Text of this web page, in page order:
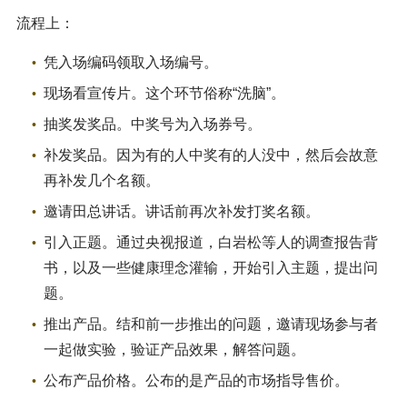
流程上：
凭入场编码领取入场编号。
现场看宣传片。这个环节俗称“洗脑”。
抽奖发奖品。中奖号为入场券号。
补发奖品。因为有的人中奖有的人没中，然后会故意
再补发几个名额。
邀请田总讲话。讲话前再次补发打奖名额。
引入正题。通过央视报道，白岩松等人的调查报告背
书，以及一些健康理念灌输，开始引入主题，提出问
题。
推出产品。结和前一步推出的问题，邀请现场参与者
一起做实验，验证产品效果，解答问题。
公布产品价格。公布的是产品的市场指导售价。